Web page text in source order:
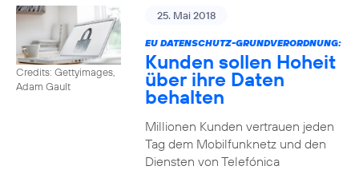
Credits: Gettyimages,
Adam Gault
25. Mai 2018
EU DATENSCHUTZ-GRUNDVERORDNUNG:
Kunden sollen Hoheit
über ihre Daten
behalten
Millionen Kunden vertrauen jeden
Tag dem Mobilfunknetz und den
Diensten von Telefónica